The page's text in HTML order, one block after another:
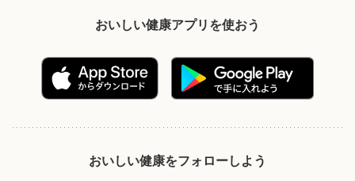
おいしい健康アプリを使おう
おいしい健康をフォローしよう